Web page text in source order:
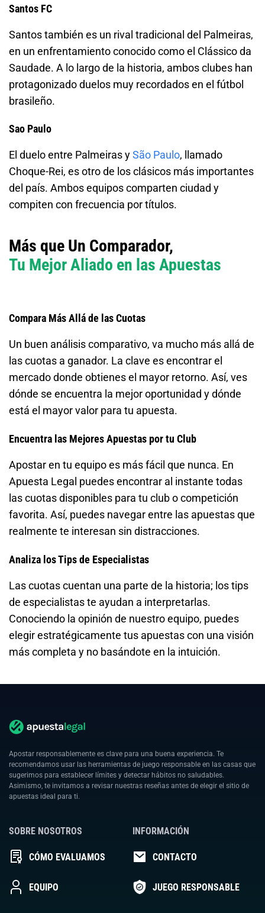
Santos FC
Santos también es un rival tradicional del Palmeiras,
en un enfrentamiento conocido como el Clássico da
Saudade. A lo largo de la historia, ambos clubes han
protagonizado duelos muy recordados en el fútbol
brasileño.
Sao Paulo
El duelo entre Palmeiras ySão Paulo, llamado
Choque-Rei, es otro de los clásicos más importantes
del país. Ambos equipos comparten ciudad y
compiten con frecuencia por títulos.
Más que Un Comparador,
Tu Mejor Aliado en las Apuestas
Compara Más Allá de las Cuotas
Un buen análisis comparativo, va mucho más allá de
las cuotas a ganador. La clave es encontrar el
mercado donde obtienes el mayor retorno. Así, ves
dónde se encuentra la mejor oportunidad y dónde
está el mayor valor para tu apuesta.
Encuentra las Mejores Apuestas por tu Club
Apostar en tu equipo es más fácil que nunca. En
Apuesta Legal puedes encontrar al instante todas
las cuotas disponibles para tu club o competición
favorita. Así, puedes navegar entre las apuestas que
realmente te interesan sin distracciones.
Analiza los Tips de Especialistas
Las cuotas cuentan una parte de la historia; los tips
de especialistas te ayudan a interpretarlas.
Conociendo la opinión de nuestro equipo, puedes
elegir estratégicamente tus apuestas con una visión
más completa y no basándote en la intuición.
Apostar responsablemente es clave para una buena experiencia. Te
recomendamos usar las herramientas de juego responsable en las casas que
sugerimos para establecer límites y detectar hábitos no saludables.
Asimismo, te invitamos a revisar nuestras reseñas antes de elegir el sitio de
apuestas ideal para ti.
SOBRE NOSOTROS
CÓMO EVALUAMOS
EQUIPO
INFORMACIÓN
CONTACTO
JUEGO RESPONSABLE